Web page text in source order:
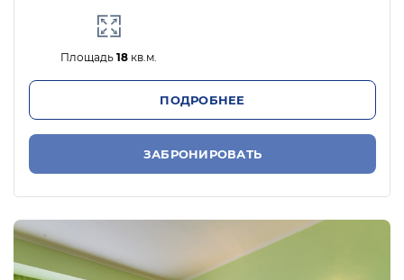
Площадь18 кв.м.
ПОДРОБНЕЕ
ЗАБРОНИРОВАТЬ